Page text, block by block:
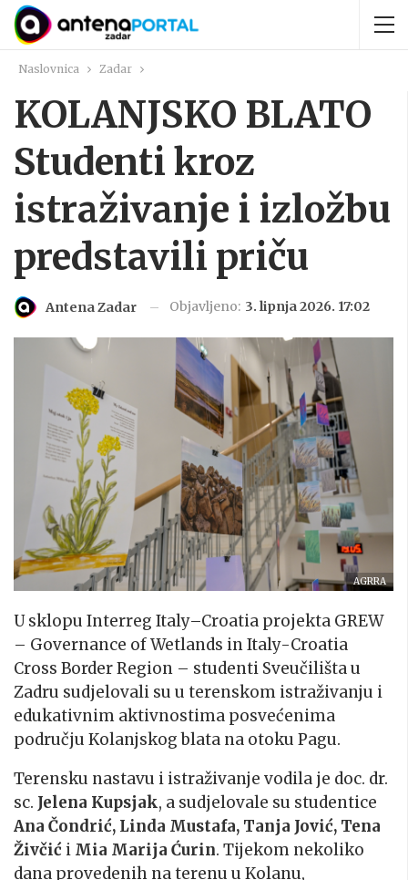
Naslovnica Zadar
KOLANJSKO BLATO
Studenti kroz
istraživanje i izložbu
predstavili priču
Antena Zadar Objavljeno: 3. lipnja 2026. 17:02
AGRRA
U sklopu Interreg Italy–Croatia projekta GREW
– Governance of Wetlands in Italy-Croatia
Cross Border Region – studenti Sveučilišta u
Zadru sudjelovali su u terenskom istraživanju i
edukativnim aktivnostima posvećenima
području Kolanjskog blata na otoku Pagu.
Terensku nastavu i istraživanje vodila je doc. dr.
sc. Jelena Kupsjak, a sudjelovale su studentice
Ana Čondrić, Linda Mustafa, Tanja Jović, Tena
Živčić i Mia Marija Ćurin. Tijekom nekoliko
dana provedenih na terenu u Kolanu,